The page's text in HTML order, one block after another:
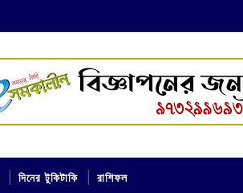
দিনের টুকিটাকি রাশিফল